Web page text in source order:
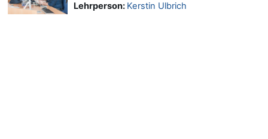
Lehrperson: Kerstin Ulbrich